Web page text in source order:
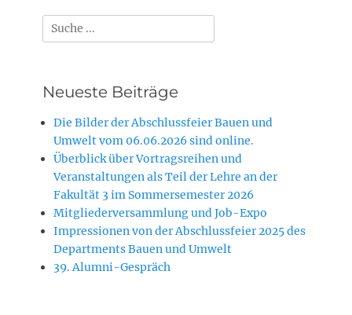
Suchen
nach:
Neueste Beiträge
Die Bilder der Abschlussfeier Bauen und
Umwelt vom 06.06.2026 sind online.
Überblick über Vortragsreihen und
Veranstaltungen als Teil der Lehre an der
Fakultät 3 im Sommersemester 2026
Mitgliederversammlung und Job-Expo
Impressionen von der Abschlussfeier 2025 des
Departments Bauen und Umwelt
39. Alumni-Gespräch